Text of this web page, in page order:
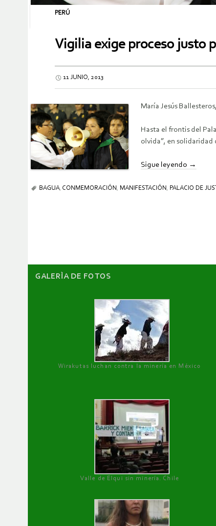
PERÚ
Vigilia exige proceso justo
11 JUNIO, 2013
María Jesús
Hasta el frontis del
olvida”, en solidaridad
Sigue leyendo →
BAGUA, CONMEMORACIÓN , MANIFESTACIÓN , PALACIO DE
GALERÌA DE FOTOS
Wirakutas luchan contra la minería en México
Valle de Elqui sin minería. Chile